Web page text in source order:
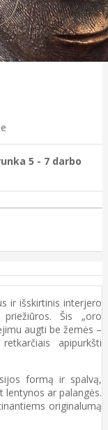
5 - 7 darbo
ir išskirtinis interjero
Šis „oro
augti be žemės –
apipurkšti
formą ir spalvą,
ar palangės.
originalumą